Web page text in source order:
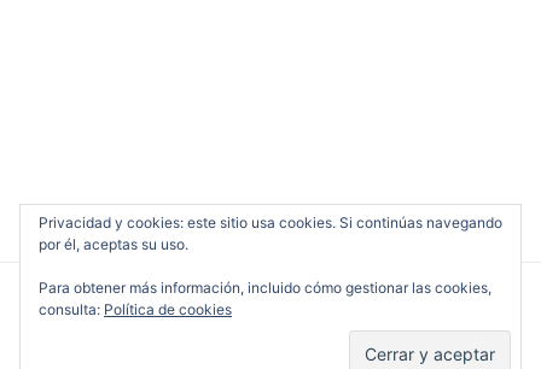
Privacidad y cookies: este sitio usa cookies. Si continúas navegando
por él, aceptas su uso.
Para obtener más información, incluido cómo gestionar las cookies,
consulta: Política de cookies